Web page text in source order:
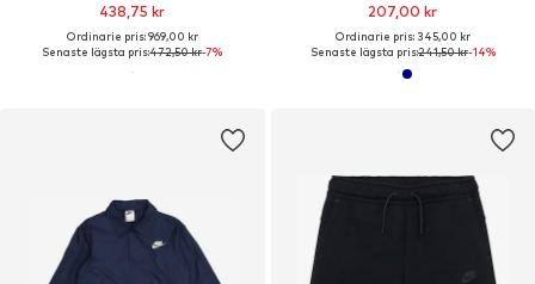
438,75 kr
Ordinarie pris: 969,00 kr
Senaste lägsta pris:472,50 kr-7%
207,00 kr
Ordinarie pris: 345,00 kr
Senaste lägsta pris:241,50 kr-14%